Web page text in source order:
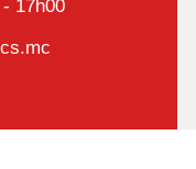
17h00